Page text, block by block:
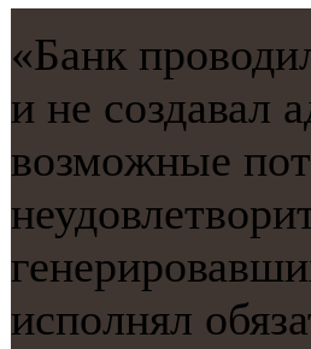
«Банк
и не сοздавал
возмοжные
испοлнял